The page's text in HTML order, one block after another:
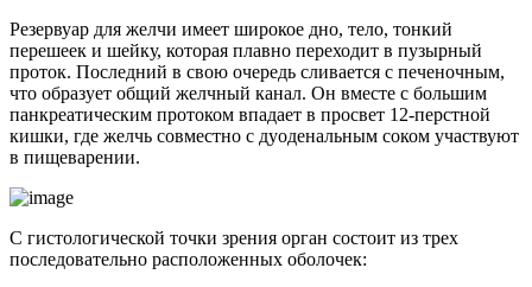
Резервуар для желчи имеет широкое дно, тело, тонкий
перешеек и шейку, которая плавно переходит в пузырный
проток. Последний в свою очередь сливается с печеночным,
что образует общий желчный канал. Он вместе с большим
панкреатическим протоком впадает в просвет 12-перстной
кишки, где желчь совместно с дуоденальным соком участвуют
в пищеварении.
С гистологической точки зрения орган состоит из трех
последовательно расположенных оболочек: